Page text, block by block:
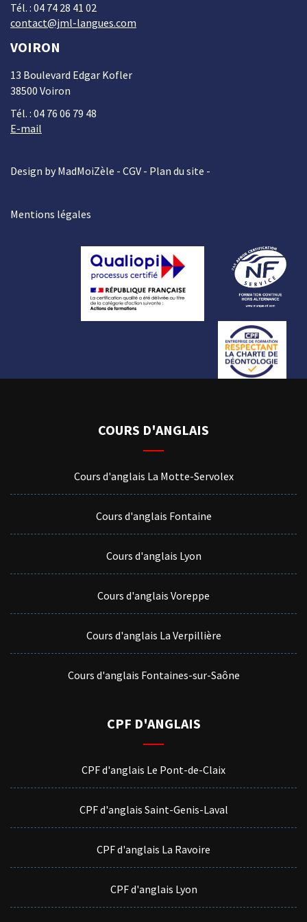
Tél. : 04 74 28 41 02
contact@jml-langues.com
VOIRON
13 Boulevard Edgar Kofler
38500 Voiron
Tél. : 04 76 06 79 48
E-mail
Design by MadMoiZèle - CGV - Plan du site -
Mentions légales
COURS D'ANGLAIS
Cours d'anglais La Motte-Servolex
Cours d'anglais Fontaine
Cours d'anglais Lyon
Cours d'anglais Voreppe
Cours d'anglais La Verpillière
Cours d'anglais Fontaines-sur-Saône
CPF D'ANGLAIS
CPF d'anglais Le Pont-de-Claix
CPF d'anglais Saint-Genis-Laval
CPF d'anglais La Ravoire
CPF d'anglais Lyon